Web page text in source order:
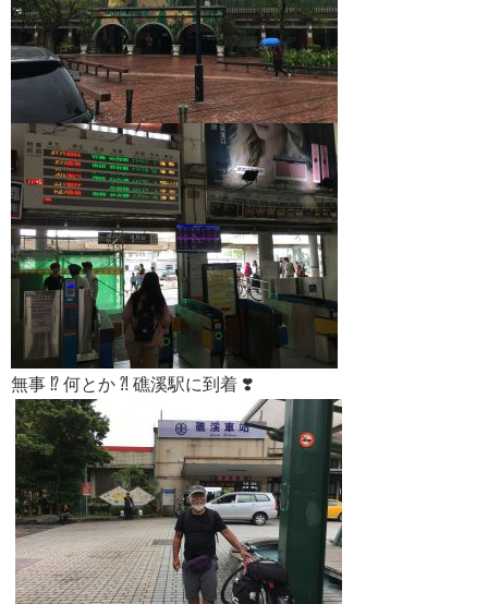
無事 ⁉︎ 何とか ⁈ 礁溪駅に到着 ❣️